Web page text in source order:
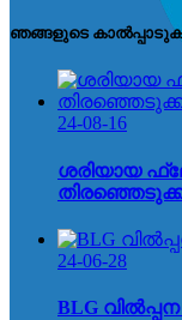
ഞങ്ങളുടെ
24-08-16
ശരിയായ
24-06-28
BLG